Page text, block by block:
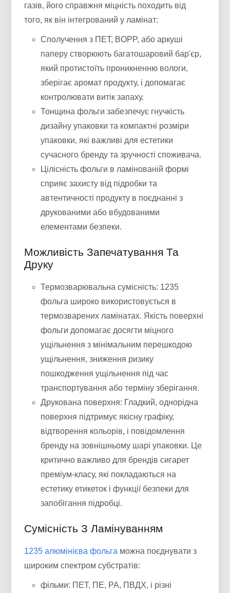
газів, його справжня міцність походить від
того, як він інтегрований у ламінат:
Сполучення з ПЕТ, BOPP, або аркуші
паперу створюють багатошаровий бар'єр,
який протистоїть проникненню вологи,
зберігає аромат продукту, і допомагає
контролювати витік запаху.
Тонщина фольги забезпечує гнучкість
дизайну упаковки та компактні розміри
упаковки, які важливі для естетики
сучасного бренду та зручності споживача.
Цілісність фольги в ламінованій формі
сприяє захисту від підробки та
автентичності продукту в поєднанні з
друкованими або вбудованими
елементами безпеки.
Можливість Запечатування Та
Друку
Термозварювальна сумісність: 1235
фольга широко використовується в
термозварених ламінатах. Якість поверхні
фольги допомагає досягти міцного
ущільнення з мінімальним перешкодою
ущільнення, зниження ризику
пошкодження ущільнення під час
транспортування або терміну зберігання.
Друкована поверхня: Гладкий, однорідна
поверхня підтримує якісну графіку,
відтворення кольорів, і повідомлення
бренду на зовнішньому шарі упаковки. Це
критично важливо для брендів сигарет
преміум-класу, які покладаються на
естетику етикеток і функції безпеки для
запобігання підробці.
Сумісність З Ламінуванням
1235 алюмінієва фольга можна поєднувати з
широким спектром субстратів:
фільми: ПЕТ, ПЕ, PA, ПВДХ, і різні